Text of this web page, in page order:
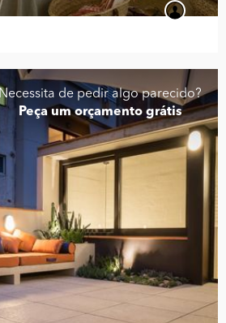
Necessita de pedir algo parecido?
Peça um orçamento grátis